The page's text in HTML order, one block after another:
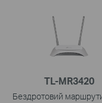
TL-MR3420
Бездротовий